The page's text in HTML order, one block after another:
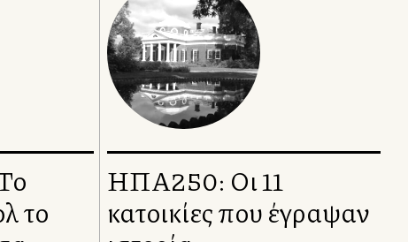
το
ΗΠΑ250: Οι 11
κατοικίες που έγραψαν